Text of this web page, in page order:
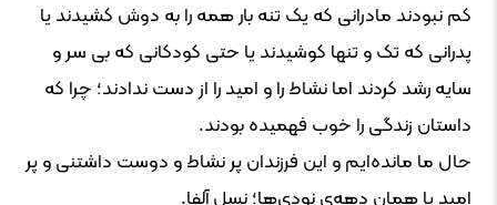
کم نبودند مادرانی که یک تنه بار همه را به دوش کشیدند یا
پدرانی که تک و تنها کوشیدند یا حتی کودکانی که بی سر و
سایه رشد کردند اما نشاط را و امید را از دست ندادند؛ چرا که
داستان زندگی را خوب فهمیده بودند.
حال ما مانده‌ایم و این فرزندان پر نشاط و دوست داشتنی و پر